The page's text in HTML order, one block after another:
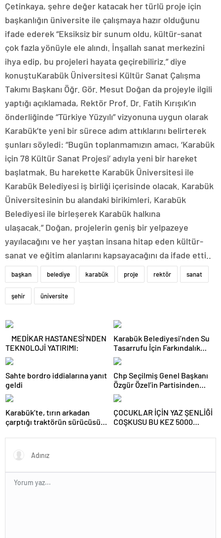
Çetinkaya, şehre değer katacak her türlü proje için
başkanlığın üniversite ile çalışmaya hazır olduğunu
ifade ederek “Eksiksiz bir sunum oldu, kültür-sanat
çok fazla yönüyle ele alındı. İnşallah sanat merkezini
ihya edip, bu projeleri hayata geçirebiliriz.” diye
konuştuKarabük Üniversitesi Kültür Sanat Çalışma
Takımı Başkanı Öğr. Gör. Mesut Doğan da projeyle ilgili
yaptığı açıklamada, Rektör Prof. Dr. Fatih Kırışık’ın
önderliğinde “Türkiye Yüzyılı” vizyonuna uygun olarak
Karabük’te yeni bir sürece adım attıklarını belirterek
şunları söyledi: “Bugün toplanmamızın amacı, ‘Karabük
için 78 Kültür Sanat Projesi’ adıyla yeni bir hareket
başlatmak. Bu harekette Karabük Üniversitesi ile
Karabük Belediyesi iş birliği içerisinde olacak. Karabük
Üniversitesinin bu alandaki birikimleri, Karabük
Belediyesi ile birleşerek Karabük halkına
ulaşacak.” Doğan, projelerin geniş bir yelpazeye
yayılacağını ve her yaştan insana hitap eden kültür-
sanat ve eğitim alanlarını kapsayacağını da ifade etti..
başkan belediye karabük proje rektör sanat
şehir üniversite
MEDİKAR HASTANESİ’NDEN
TEKNOLOJİ YATIRIMI:
Karabük Belediyesi’nden Su
Tasarrufu İçin Farkındalık
Kampanyası
Sahte bordro iddialarına yanıt
geldi
Chp Seçilmiş Genel Başkanı
Özgür Özel’in Partisinden
İstifası Sonrası Chp Karabük İl
Eski Başkanları Abdullah
Çakır ve Erdal Demir de
Partilerinden İstifa Ettiler
Karabük’te, tırın arkadan
çarptığı traktörün sürücüsü
ÇOCUKLAR İÇİN YAZ ŞENLİĞİ
COŞKUSU BU KEZ 5000